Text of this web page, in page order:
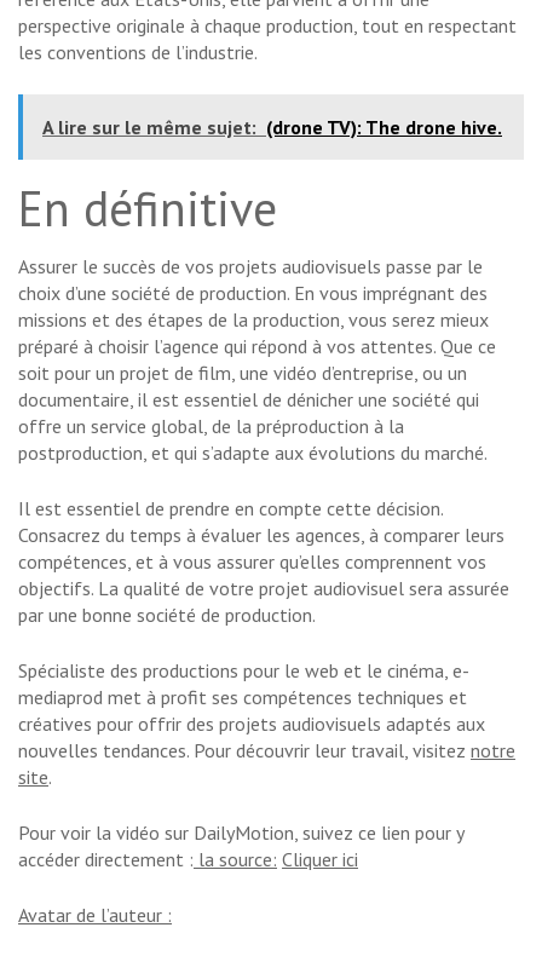
perspective originale à chaque production, tout en respectant
les conventions de l’industrie.
A lire sur le même sujet: (drone TV): The drone hive.
En définitive
Assurer le succès de vos projets audiovisuels passe par le
choix d’une société de production. En vous imprégnant des
missions et des étapes de la production, vous serez mieux
préparé à choisir l’agence qui répond à vos attentes. Que ce
soit pour un projet de film, une vidéo d’entreprise, ou un
documentaire, il est essentiel de dénicher une société qui
offre un service global, de la préproduction à la
postproduction, et qui s’adapte aux évolutions du marché.
Il est essentiel de prendre en compte cette décision.
Consacrez du temps à évaluer les agences, à comparer leurs
compétences, et à vous assurer qu’elles comprennent vos
objectifs. La qualité de votre projet audiovisuel sera assurée
par une bonne société de production.
Spécialiste des productions pour le web et le cinéma, e-
mediaprod met à profit ses compétences techniques et
créatives pour offrir des projets audiovisuels adaptés aux
nouvelles tendances. Pour découvrir leur travail, visitez notre
site.
Pour voir la vidéo sur DailyMotion, suivez ce lien pour y
accéder directement : la source: Cliquer ici
Avatar de l’auteur :